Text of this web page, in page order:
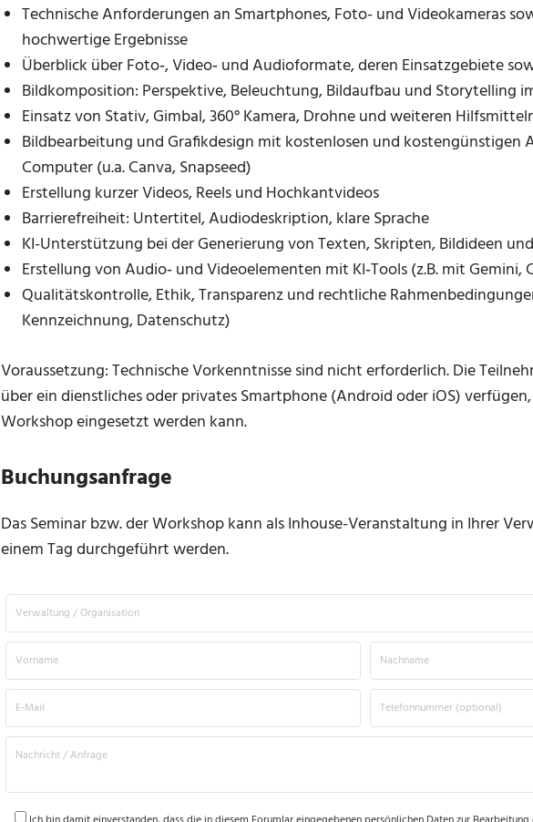
Technische Anforderungen an Smartphones, Foto- und Videokameras
hochwertige Ergebnisse
Überblick über Foto‑, Video‑ und Audioformate, deren Einsatzgebiete
Bildkomposition: Perspektive, Beleuchtung, Bildaufbau und Storytelling
Einsatz von Stativ, Gimbal, 360° Kamera, Drohne und weiteren
Bildbearbeitung und Grafikdesign mit kostenlosen und kostengünstigen
Computer (u.a. Canva, Snapseed)
Erstellung kurzer Videos, Reels und Hochkantvideos
Barrierefreiheit: Untertitel, Audiodeskription, klare Sprache
KI-Unterstützung bei der Generierung von Texten, Skripten, Bildideen
Erstellung von Audio‑ und Videoelementen mit KI‑Tools (z.B. mit Gemini,
Qualitätskontrolle, Ethik, Transparenz und rechtliche
Kennzeichnung, Datenschutz)
Voraussetzung: Technische Vorkenntnisse sind nicht erforderlich. Die
über ein dienstliches oder privates Smartphone (Android oder iOS)
Workshop eingesetzt werden kann.
Buchungsanfrage
Das Seminar bzw. der Workshop kann als Inhouse-Veranstaltung in Ihrer
einem Tag durchgeführt werden.